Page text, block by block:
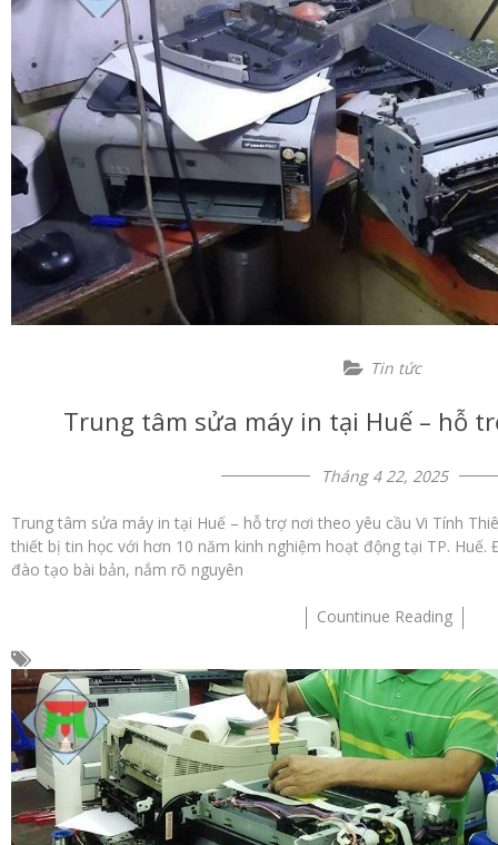
Tin tức
Trung tâm sửa máy in tại Huế – hỗ
Tháng 4 22, 2025
Trung tâm sửa máy in tại Huế – hỗ trợ nơi theo yêu cầu Vi Tính
thiết bị tin học với hơn 10 năm kinh nghiệm hoạt động tại TP.
đào tạo bài bản, nắm rõ nguyên
Countinue Reading